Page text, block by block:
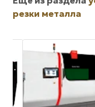
резки металла